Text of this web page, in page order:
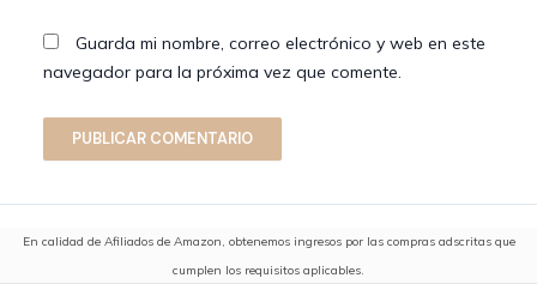
Guarda mi nombre, correo electrónico y web en este
navegador para la próxima vez que comente.
En calidad de Afiliados de Amazon, obtenemos ingresos por las compras adscritas que
cumplen los requisitos aplicables.